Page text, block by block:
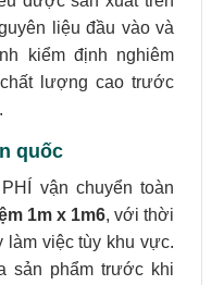
liệu đầu vào và
kiểm định nghiêm
lượng cao trước
quốc
vận chuyển toàn
1m x 1m6, với thời
làm việc tùy khu vực.
sản phẩm trước khi